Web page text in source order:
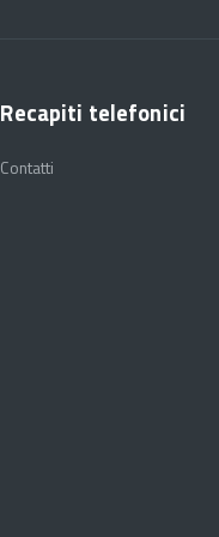
Recapiti telefonici
Contatti